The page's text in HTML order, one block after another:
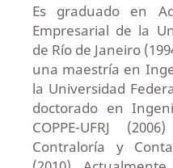
Es graduado en
Empresarial de la
de Río de Janeiro
una maestría en
la Universidad
doctorado en
COPPE-UFRJ
Contraloría y